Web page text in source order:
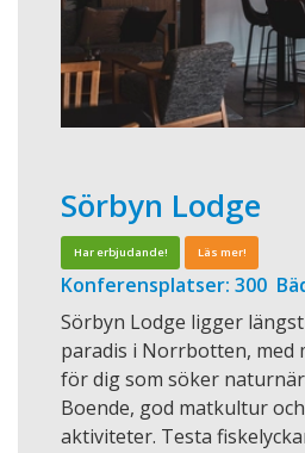
Sörbyn Lodge
Har erbjudande! Läs mer!
Konferensplatser: 300
Sörbyn Lodge ligger
paradis i Norrbotten, med
för dig som söker
Boende, god matkultur
aktiviteter. Testa